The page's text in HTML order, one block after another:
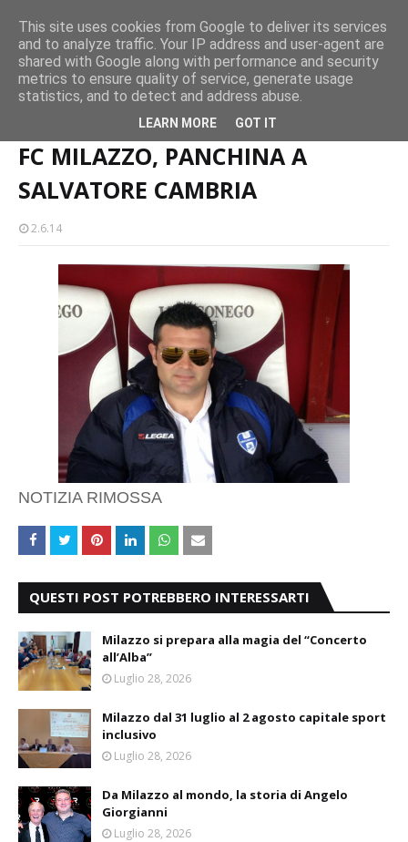
CASTELLO-MILAZZO
Milazzo 28ª Sagra del Pesce a Vaccarella: il programma
EVENTI
FC MILAZZO, PANCHINA A SALVATORE CAMBRIA
FC MILAZZO, PANCHINA A
SALVATORE CAMBRIA
2.6.14
NOTIZIA RIMOSSA
QUESTI POST POTREBBERO INTERESSARTI
Milazzo si prepara alla magia del “Concerto
all’Alba”
Luglio 28, 2026
Milazzo dal 31 luglio al 2 agosto capitale sport
inclusivo
Luglio 28, 2026
Da Milazzo al mondo, la storia di Angelo
Giorgianni
Luglio 28, 2026
This site uses cookies from Google to deliver its services
and to analyze traffic. Your IP address and user-agent are
shared with Google along with performance and security
metrics to ensure quality of service, generate usage
statistics, and to detect and address abuse.
LEARN MORE GOT IT